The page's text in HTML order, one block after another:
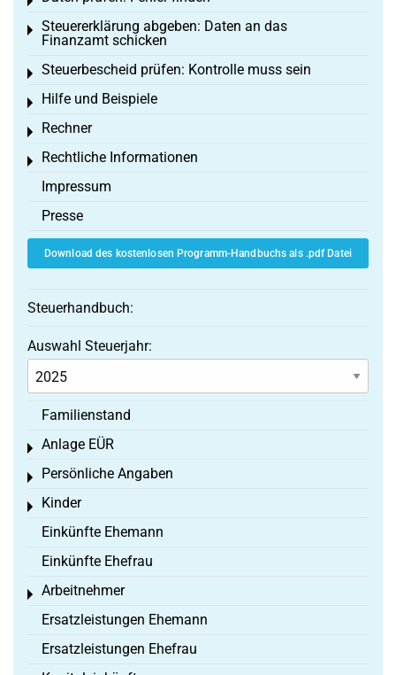
Steuererklärung abgeben: Daten an das
Finanzamt schicken
Toggle menu
Steuerbescheid prüfen: Kontrolle muss sein
Toggle menu
Hilfe und Beispiele
Toggle menu
Rechner
Toggle menu
Rechtliche Informationen
Toggle menu
Impressum
Presse
Download des kostenlosen Programm-Handbuchs als .pdf Datei
Steuerhandbuch:
Auswahl Steuerjahr:
Familienstand
Anlage EÜR
Toggle menu
Persönliche Angaben
Toggle menu
Kinder
Toggle menu
Einkünfte Ehemann
Einkünfte Ehefrau
Arbeitnehmer
Toggle menu
Ersatzleistungen Ehemann
Ersatzleistungen Ehefrau